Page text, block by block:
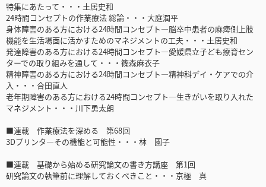
特集にあたって・・・土居史和
24時間コンセプトの作業療法 総論・・・大庭潤平
身体障害のある方における24時間コンセプト―脳卒中患者の麻痺側上肢
機能を生活場面に活かすためのマネジメントの工夫・・・土居史和
発達障害のある方における24時間コンセプト―愛媛県立子ども療育セン
ターでの取り組みを通して・・・篠森麻衣子
精神障害のある方における24時間コンセプト―精神科デイ・ケアでの介
入・・・合田直人
老年期障害のある方における24時間コンセプト―生きがいを取り入れた
マネジメント・・・川下勇太朗
■連載 作業療法を深める 第68回
3Dプリンタ―その機能と可能性・・・林 園子
■連載 基礎から始める研究論文の書き方講座 第1回
研究論文の執筆前に理解しておくべきこと・・・京極 真